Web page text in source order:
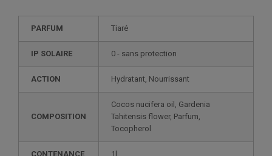
PARFUM Tiaré
IP SOLAIRE 0 - sans protection
ACTION Hydratant, Nourrissant
COMPOSITION
Cocos nucifera oil, Gardenia
Tahitensis flower, Parfum,
Tocopherol
CONTENANCE 1l